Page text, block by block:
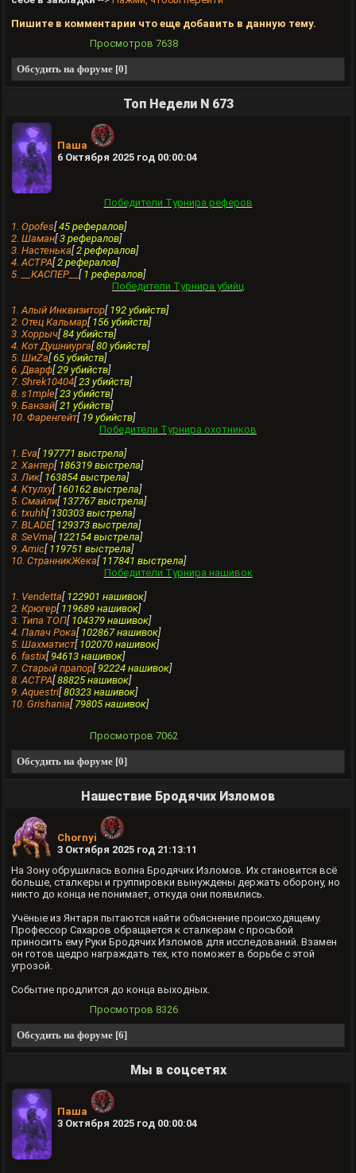
Пишите в комментарии что еще добавить в данную тему.
Просмотров 7638
Обсудить на форуме [0]
Топ Недели N 673
Паша
6 Октября 2025 год 00:00:04
Победители Турнира реферов
1. Opofes[ 45 рефералов]
2. Шамaн[ 3 рефералов]
3. Настенька[ 2 рефералов]
4. ACTPA[ 2 рефералов]
5. __КАСПЕР__ [ 1 рефералов]
Победители Турнира убийц
1. Алый Инквизитор[ 192 убийств]
2. Отец Кальмар[ 156 убийств]
3. Хоррыч[ 84 убийств]
4. Кот Душниурга[ 80 убийств]
5. ШиZa[ 65 убийств]
6. Дварф[ 29 убийств]
7. Shrek10404[ 23 убийств]
8. s1mple[ 23 убийств]
9. Бaнзай[ 21 убийств]
10. Фаренгейт[ 19 убийств]
Победители Турнира охотников
1. Evа[ 197771 выстрела]
2. Хантеp[ 186319 выстрела]
3. Лик[ 163854 выстрела]
4. Ктулху[ 160162 выстрела]
5. Смайли[ 137767 выстрела]
6. txuhh[ 130303 выстрела]
7. BLADE[ 129373 выстрела]
8. SeVma[ 122154 выстрела]
9. Amic[ 119751 выстрела]
10. СтранникЖека[ 117841 выстрела]
Победители Турнира нашивок
1. Vendettа[ 122901 нашивок]
2. Крюгер[ 119689 нашивок]
3. Типа ТОП[ 104379 нашивок]
4. Палач Рока[ 102867 нашивок]
5. Шахматист[ 102070 нашивок]
6. fastix[ 94613 нашивок]
7. Старый прапор[ 92224 нашивок]
8. ACTPA[ 88825 нашивок]
9. Aquestri[ 80323 нашивок]
10. Grishania[ 79805 нашивок]
Просмотров 7062
Обсудить на форуме [0]
Нашествие Бродячих Изломов
Chornyi
3 Октября 2025 год 21:13:11
На Зону обрушилась волна Бродячих Изломов. Их становится всё
больше, сталкеры и группировки вынуждены держать оборону, но
никто до конца не понимает, откуда они появились.
Учёные из Янтаря пытаются найти объяснение происходящему.
Профессор Сахаров обращается к сталкерам с просьбой
приносить ему Руки Бродячих Изломов для исследований. Взамен
он готов щедро награждать тех, кто поможет в борьбе с этой
угрозой.
Событие продлится до конца выходных.
Просмотров 8326
Обсудить на форуме [6]
Мы в соцсетях
Паша
3 Октября 2025 год 00:00:04